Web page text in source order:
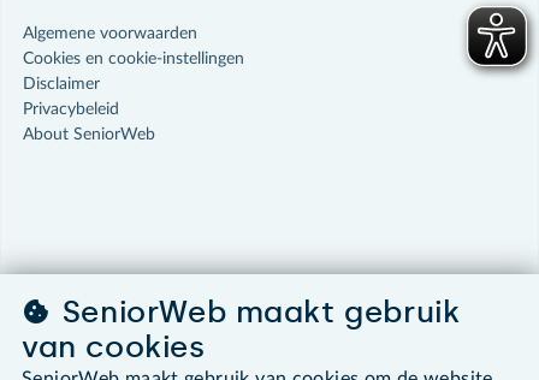
Algemene voorwaarden
Cookies en cookie-instellingen
Disclaimer
Privacybeleid
About SeniorWeb
SeniorWeb maakt gebruik
van cookies